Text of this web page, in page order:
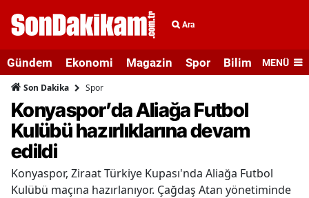
Ara
Gündem Ekonomi Magazin Spor Bilim veMENÜ
Son Dakika Spor
Konyaspor’da Aliağa Futbol
Kulübü hazırlıklarına devam
edildi
Konyaspor, Ziraat Türkiye Kupası'nda Aliağa Futbol
Kulübü maçına hazırlanıyor. Çağdaş Atan yönetiminde